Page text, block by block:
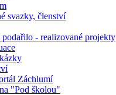
svazky, členství
podařilo - realizované projekty
Záchlumí
"Pod školou"